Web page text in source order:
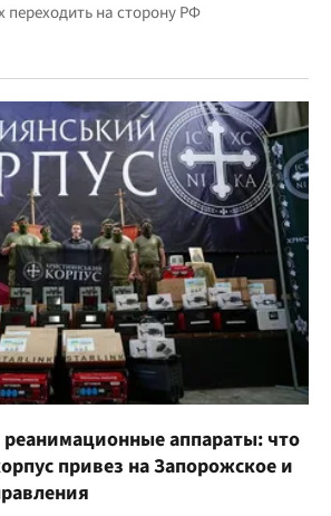
переходить на сторону РФ
аппараты: что
привез на Запорожское и